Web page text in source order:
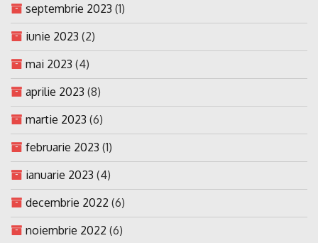
septembrie 2023 (1)
iunie 2023 (2)
mai 2023 (4)
aprilie 2023 (8)
martie 2023 (6)
februarie 2023 (1)
ianuarie 2023 (4)
decembrie 2022 (6)
noiembrie 2022 (6)